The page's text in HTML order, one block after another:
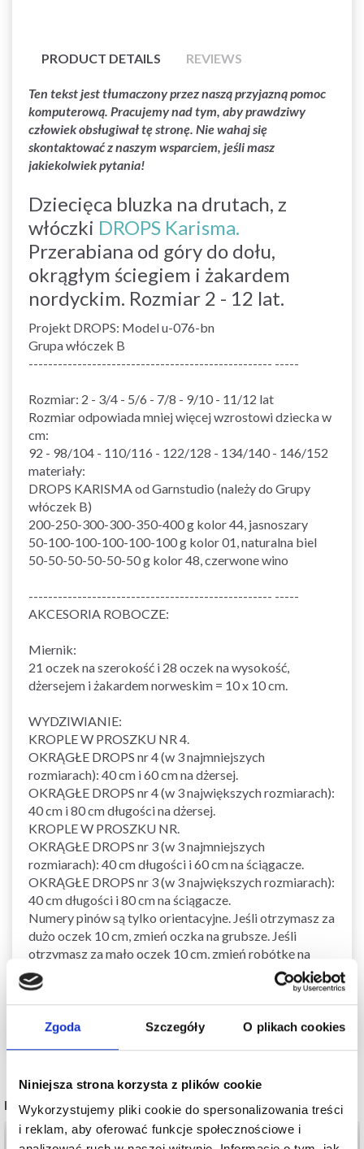
Zgoda Szczegóły O plikach cookies
Niniejsza strona korzysta z plików cookie
Wykorzystujemy pliki cookie do spersonalizowania treści
i reklam, aby oferować funkcje społecznościowe i
PRODUCT DETAILS REVIEWS
Ten tekst jest tłumaczony przez naszą przyjazną pomoc
komputerową. Pracujemy nad tym, aby prawdziwy
człowiek obsługiwał tę stronę. Nie wahaj się
skontaktować z naszym wsparciem, jeśli masz
jakiekolwiek pytania!
Dziecięca bluzka na drutach, z
włóczki DROPS Karisma.
Przerabiana od góry do dołu,
okrągłym ściegiem i żakardem
nordyckim. Rozmiar 2 - 12 lat.
Projekt DROPS: Model u-076-bn
Grupa włóczek B
-------------------------------------------------- -----
Rozmiar: 2 - 3/4 - 5/6 - 7/8 - 9/10 - 11/12 lat
Rozmiar odpowiada mniej więcej wzrostowi dziecka w
cm:
92 - 98/104 - 110/116 - 122/128 - 134/140 - 146/152
materiały:
DROPS KARISMA od Garnstudio (należy do Grupy
włóczek B)
200-250-300-300-350-400 g kolor 44, jasnoszary
50-100-100-100-100-100 g kolor 01, naturalna biel
50-50-50-50-50-50 g kolor 48, czerwone wino
-------------------------------------------------- -----
AKCESORIA ROBOCZE:
Miernik:
21 oczek na szerokość i 28 oczek na wysokość,
dżersejem i żakardem norweskim = 10 x 10 cm.
WYDZIWIANIE:
KROPLE W PROSZKU NR 4.
OKRĄGŁE DROPS nr 4 (w 3 najmniejszych
rozmiarach): 40 cm i 60 cm na dżersej.
OKRĄGŁE DROPS nr 4 (w 3 największych rozmiarach):
40 cm i 80 cm długości na dżersej.
KROPLE W PROSZKU NR.
OKRĄGŁE DROPS nr 3 (w 3 najmniejszych
rozmiarach): 40 cm długości i 60 cm na ściągacze.
OKRĄGŁE DROPS nr 3 (w 3 największych rozmiarach):
40 cm długości i 80 cm na ściągacze.
Numery pinów są tylko orientacyjne. Jeśli otrzymasz za
dużo oczek 10 cm, zmień oczka na grubsze. Jeśli
otrzymasz za mało oczek 10 cm, zmień robótkę na
cieńsze.
POPULARNE ALTERNATYWY